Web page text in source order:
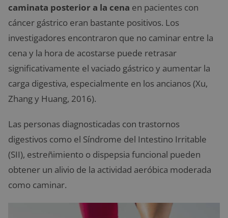
caminata posterior a la cena en pacientes con
cáncer gástrico eran bastante positivos. Los
investigadores encontraron que no caminar entre la
cena y la hora de acostarse puede retrasar
significativamente el vaciado gástrico y aumentar la
carga digestiva, especialmente en los ancianos (Xu,
Zhang y Huang, 2016).
Las personas diagnosticadas con trastornos
digestivos como el Síndrome del Intestino Irritable
(SII), estreñimiento o dispepsia funcional pueden
obtener un alivio de la actividad aeróbica moderada
como caminar.